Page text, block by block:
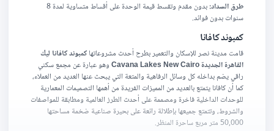
طرق السداد:
بدون مقدم وتقسط قيمة الوحدة على أقساط متساوية لمدة 8
سنوات بدون فوائد.
كمبوند كافانا
قامت مدينة نصر للإسكان والتعمير بطرح أحدث مشروعاتهاكمبوند كافانا ليك
القاهرة الجديدة Cavana Lakes New Cairo
وهو عبارة عن مجمع سكني
راقي يضم بداخله كل وسائل الرفاهية والمتعة التي يبحث عنها العديد من العملاء،
كما أن كافانا يتمتع بالعديد من المميزات الفريدة من أهمها التصميمات المعمارية
للوحدات الداخلية فاخرة ومصممة على أحدث الطرز العالمية ومطابقة للمواصفات
والشروط، وتتمتع جميعها بإطلالة رائعة على بحيرة صناعية ضخمة مساحتها
50,000 متر مربع ساحرة المنظر.